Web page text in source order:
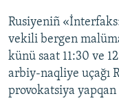
Rusiyeniñ
vekili bergen
künü saat 11:30 ve
arbiy-naqliye uçağı
provokatsiya yapqan